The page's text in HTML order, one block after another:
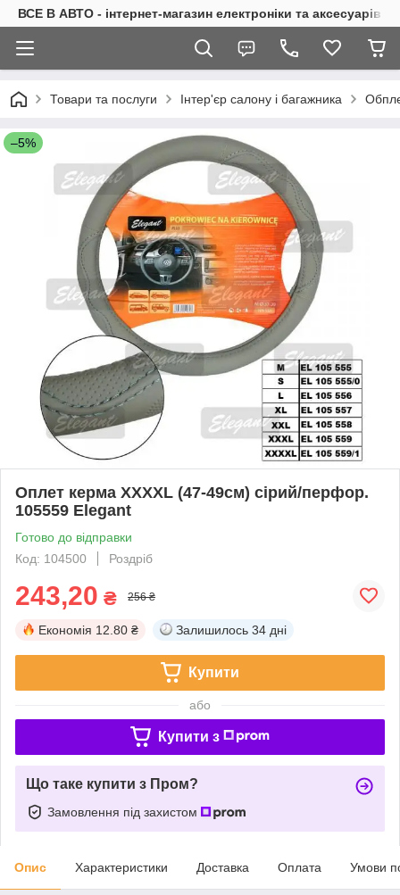
ВСЕ В АВТО - інтернет-магазин електроніки та аксесуарів в
Товари та послуги Інтер'єр салону і багажника
–5%
Оплет керма XXXXL (47-49см) сірий/перфор.
105559 Elegant
Готово до відправки
Код: 104500
Роздріб
243,20 ₴ 256 ₴
Економія 12.80 ₴ Залишилось 34 дні
Купити
або
Купити з
Що таке купити з Пром?
Замовлення під захистом
Опис Характеристики Доставка Оплата Умови